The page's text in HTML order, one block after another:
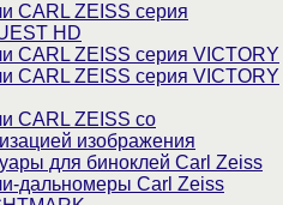
CARL ZEISS серия
HD
CARL ZEISS серия VICTORY
CARL ZEISS серия VICTORY
CARL ZEISS со
изображения
для биноклей Carl Zeiss
дальномеры Carl Zeiss